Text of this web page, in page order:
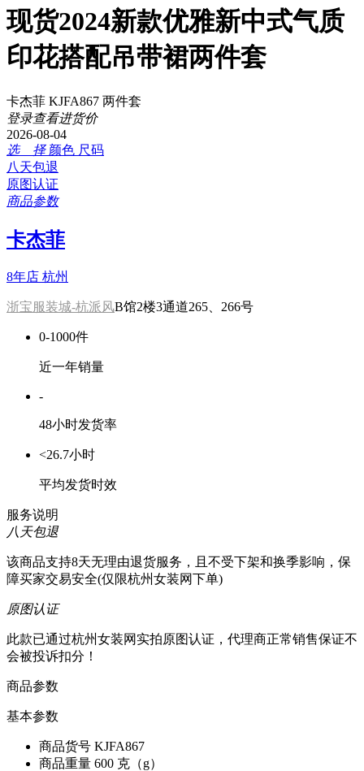
现货2024新款优雅新中式气质
印花搭配吊带裙两件套
卡杰菲 KJFA867 两件套
登录查看进货价
2026-08-04
选 择 颜色 尺码
八天包退
原图认证
商品参数
卡杰菲
8年店 杭州
浙宝服装城-杭派风B馆2楼3通道265、266号
0-1000件
近一年销量
-
48小时发货率
<26.7小时
平均发货时效
服务说明
八天包退
该商品支持8天无理由退货服务，且不受下架和换季影响，保
障买家交易安全(仅限杭州女装网下单)
原图认证
此款已通过杭州女装网实拍原图认证，代理商正常销售保证不
会被投诉扣分！
商品参数
基本参数
商品货号 KJFA867
商品重量 600 克（g）